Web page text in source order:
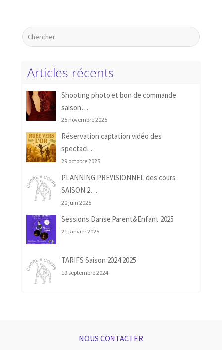
Articles récents
Shooting photo et bon de commande
saison…
25 novembre 2025
Réservation captation vidéo des
spectacl…
29 octobre 2025
PLANNING PREVISIONNEL des cours
SAISON 2…
20 juin 2025
Sessions Danse Parent&Enfant 2025
21 janvier 2025
TARIFS Saison 2024 2025
19 septembre 2024
NOUS CONTACTER